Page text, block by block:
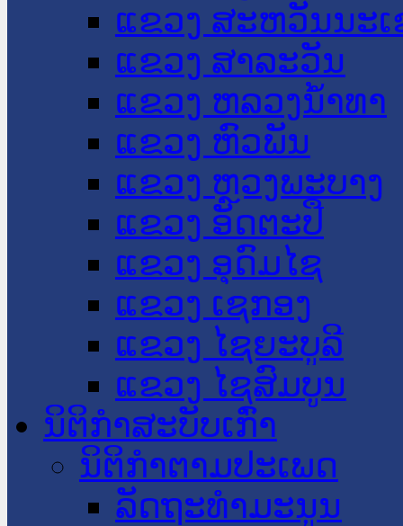
ແຂວງ ສະຫວັນນະ
ແຂວງ ສາລະວັນ
ແຂວງ ຫລວງນໍ້າທາ
ແຂວງ ຫົວພັນ
ແຂວງ ຫຼວງພະບາງ
ແຂວງ ອັດຕະປື
ແຂວງ ອຸດົມໄຊ
ແຂວງ ເຊກອງ
ແຂວງ ໄຊຍະບູລີ
ແຂວງ ໄຊສົມບູນ
ນິຕິກໍາສະບັບເກົ່າ
ນິຕິກຳຕາມປະເພດ
ລັດຖະທໍາມະນູນ